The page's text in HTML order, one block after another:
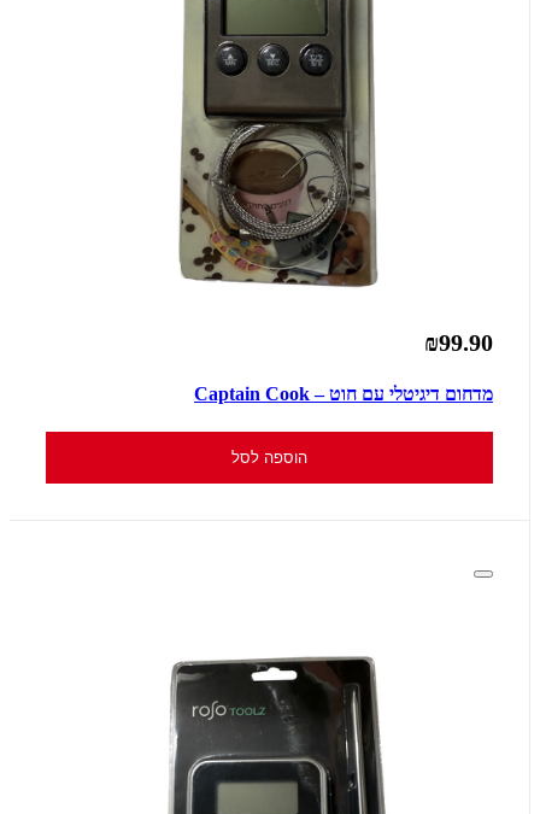
₪99.90
מדחום דיגיטלי עם חוט – Captain Cook
הוספה לסל